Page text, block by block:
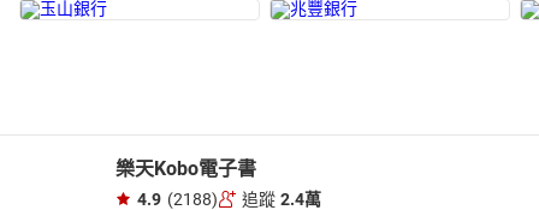
樂天Kobo電子書
4.9 (2188) 追蹤 2.4萬